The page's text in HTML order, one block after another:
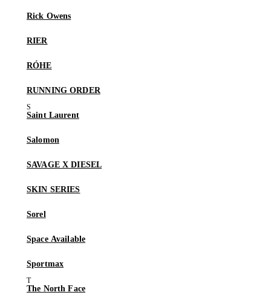
Rick Owens
RIER
RÓHE
RUNNING ORDER
Saint Laurent
Salomon
SAVAGE X DIESEL
SKIN SERIES
Sorel
Space Available
Sportmax
The North Face